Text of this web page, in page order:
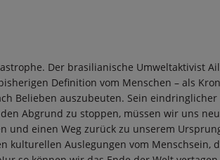
Der brasilianische Umweltaktivist
Definition vom Menschen – als
Belieben auszubeuten. Sein eindringlicher
Abgrund zu stoppen, müssen wir uns neu
und einen Weg zurück zu unserem
kulturellen Auslegungen vom Menschsein,